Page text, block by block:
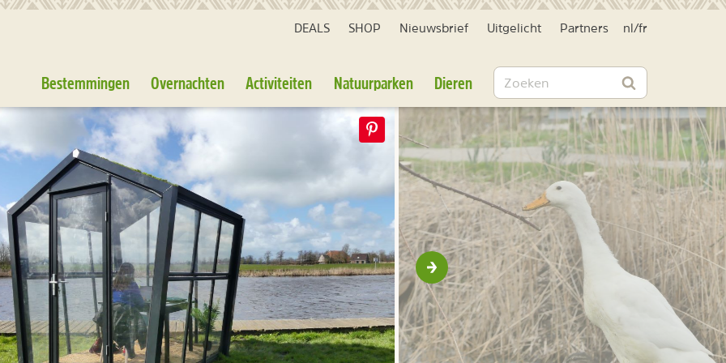
DEALS SHOP Nieuwsbrief Uitgelicht Partners nl /fr
Bestemmingen Overnachten Activiteiten Natuurparken Dieren Zoeken
Zoeken
Volgende